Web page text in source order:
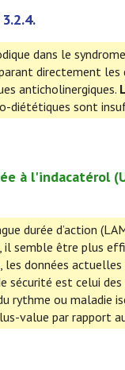
dans le
directement
anticholinergiques.
diététiques sont
à l'indacatérol (
durée d’action
semble être plus
les données
sécurité est celui
rythme ou maladie
value par rapport